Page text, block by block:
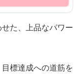
た、上品なパワー
標達成への道筋を